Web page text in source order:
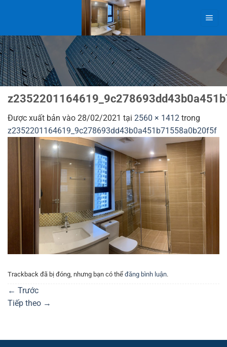
dung
Được xuất bản vào 28/02/2021 tại 2560 × 1412 trong
z2352201164619_9c278693dd43b0a451b71558a0b20f5f
Trackback đã bị đóng, nhưng bạn có thể đăng bình luận.
← Trước
Tiếp theo →